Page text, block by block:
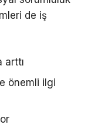
de iş
arttı
önemli ilgi